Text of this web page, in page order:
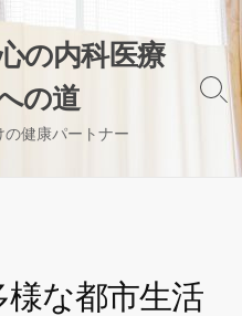
の内科医療
の道
健康パートナー
検
な都市生活